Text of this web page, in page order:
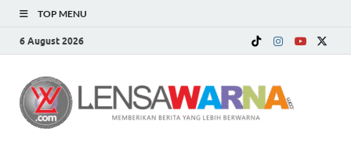
TOP MENU
6 August 2026